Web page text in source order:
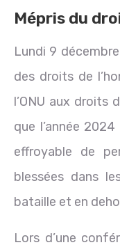
Mépris du
Lundi 9
des droits de
l’ONU aux droits
que l’année
effroyable de
blessées dans
bataille et en
Lors d’une